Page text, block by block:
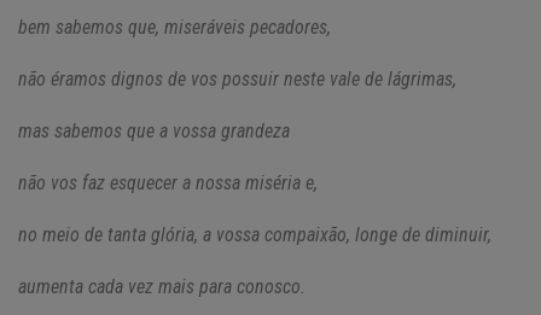
bem sabemos que, miseráveis pecadores,
não éramos dignos de vos possuir neste vale de lágrimas,
mas sabemos que a vossa grandeza
não vos faz esquecer a nossa miséria e,
no meio de tanta glória, a vossa compaixão, longe de diminuir,
aumenta cada vez mais para conosco.